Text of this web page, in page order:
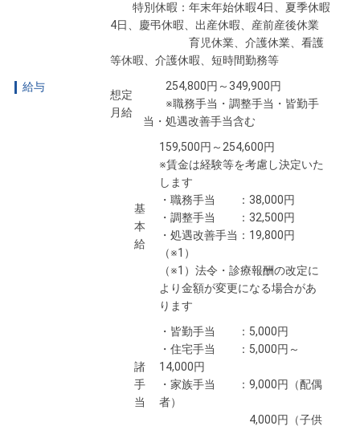
特別休暇：年末年始休暇4日、夏季休暇
4日、慶弔休暇、出産休暇、産前産後休業
育児休業、介護休業、看護
等休暇、介護休暇、短時間勤務等
給与
想定
月給
254,800円～349,900円
※職務手当・調整手当・皆勤手
当・処遇改善手当含む
基
本
給
159,500円～254,600円
※賃金は経験等を考慮し決定いた
します
・職務手当 ：38,000円
・調整手当 ：32,500円
・処遇改善手当：19,800円
（※1）
（※1）法令・診療報酬の改定に
より金額が変更になる場合があ
ります
諸
手
当
・皆勤手当 ：5,000円
・住宅手当 ：5,000円～
14,000円
・家族手当 ：9,000円（配偶
者）
4,000円（子供